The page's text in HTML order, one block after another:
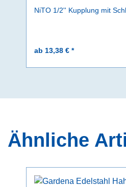
NiTO 1/2'' Kupplung mit
ab 13,38 € *
Ähnliche